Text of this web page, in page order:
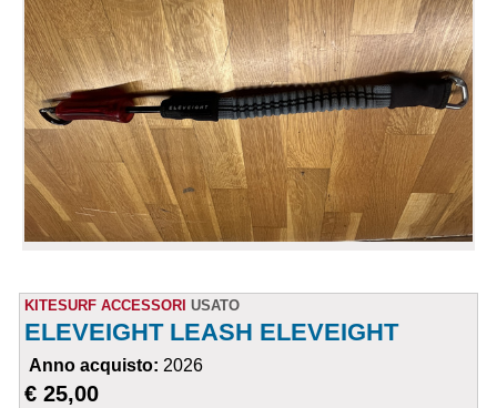
KITESURF ACCESSORI USATO
ELEVEIGHT LEASH ELEVEIGHT
Anno acquisto: 2026
€ 25,00